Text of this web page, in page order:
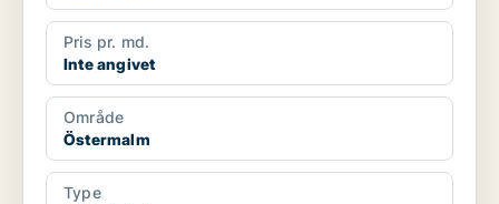
Pris pr. md.
Inte angivet
Område
Östermalm
Type